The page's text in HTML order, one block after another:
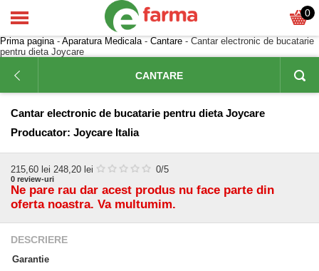
0
Prima pagina- Aparatura Medicala- Cantare - Cantar electronic de bucatarie
pentru dieta Joycare
CANTARE
Cantar electronic de bucatarie pentru dieta Joycare
Producator: Joycare Italia
215,60 lei 248,20 lei 0/5
0 review-uri
Ne pare rau dar acest produs nu face parte din
oferta noastra. Va multumim.
DESCRIERE
Garantie